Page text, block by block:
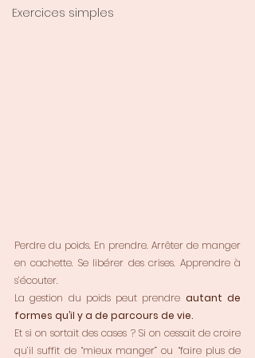
Exercices simples
Perdre du poids. En prendre. Arrêter de manger
en cachette. Se libérer des crises. Apprendre à
s’écouter.
La gestion du poids peut prendre autant de
formes qu’il y a de parcours de vie.
Et si on sortait des cases ? Si on cessait de croire
qu’il suffit de “mieux manger” ou “faire plus de